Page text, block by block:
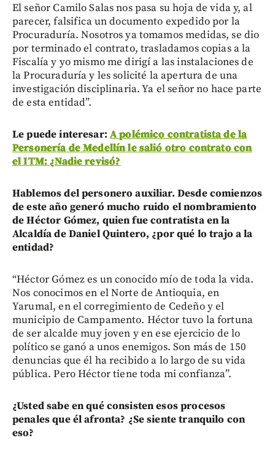
El señor Camilo Salas nos pasa su hoja de vida y, al
parecer, falsifica un documento expedido por la
Procuraduría. Nosotros ya tomamos medidas, se dio
por terminado el contrato, trasladamos copias a la
Fiscalía y yo mismo me dirigí a las instalaciones de
la Procuraduría y les solicité la apertura de una
investigación disciplinaria. Ya el señor no hace parte
de esta entidad”.
Le puede interesar: A polémico contratista de la
Personería de Medellín le salió otro contrato con
el ITM: ¿Nadie revisó?
Hablemos del personero auxiliar. Desde comienzos
de este año generó mucho ruido el nombramiento
de Héctor Gómez, quien fue contratista en la
Alcaldía de Daniel Quintero, ¿por qué lo trajo a la
entidad?
“Héctor Gómez es un conocido mío de toda la vida.
Nos conocimos en el Norte de Antioquia, en
Yarumal, en el corregimiento de Cedeño y el
municipio de Campamento. Héctor tuvo la fortuna
de ser alcalde muy joven y en ese ejercicio de lo
político se ganó a unos enemigos. Son más de 150
denuncias que él ha recibido a lo largo de su vida
pública. Pero Héctor tiene toda mi confianza”.
¿Usted sabe en qué consisten esos procesos
penales que él afronta? ¿Se siente tranquilo con
eso?